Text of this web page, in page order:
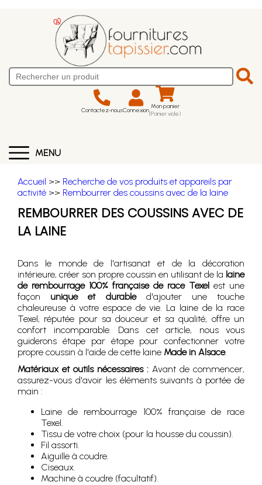
Contactez-nousConnexion Mon panier
(Panier vide)
MENU
Accueil >> Recherche de vos produits et appareils par
activité >> Rembourrer des coussins avec de la laine
REMBOURRER DES COUSSINS AVEC DE
LA LAINE
Dans le monde de l'artisanat et de la décoration
intérieure, créer son propre coussin en utilisant de la laine
de rembourrage 100% française de race Texel est une
façon unique et durabled'ajouter une touche
chaleureuse à votre espace de vie. La laine de la race
Texel, réputée pour sa douceur et sa qualité, offre un
confort incomparable. Dans cet article, nous vous
guiderons étape par étape pour confectionner votre
propre coussin à l'aide de cette laine Made in Alsace.
Matériaux et outils nécessaires : Avant de commencer,
assurez-vous d'avoir les éléments suivants à portée de
main :
Laine de rembourrage 100% française de race
Texel.
Tissu de votre choix (pour la housse du coussin).
Fil assorti.
Aiguille à coudre.
Ciseaux.
Machine à coudre (facultatif).